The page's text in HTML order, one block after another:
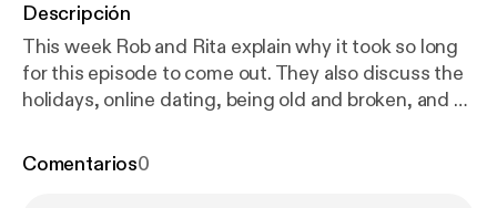
Descripción
This week Rob and Rita explain why it took so long
for this episode to come out. They also discuss the
holidays, online dating, being old and broken, and of
free to reach out and follow on social media. You can
Comentarios0